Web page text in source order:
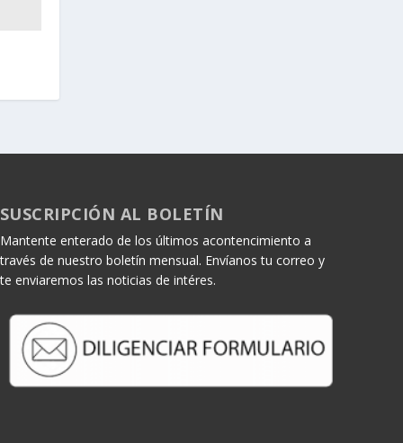
SUSCRIPCIÓN AL BOLETÍN
Mantente enterado de los últimos acontencimiento a
través de nuestro boletín mensual. Envíanos tu correo y
te enviaremos las noticias de intéres.